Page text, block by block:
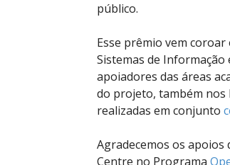
público.
Esse prêmio vem
Sistemas de Informação
apoiadores das áreas
do projeto, também nos
realizadas em conjunto
Agradecemos os
Centre no Programa